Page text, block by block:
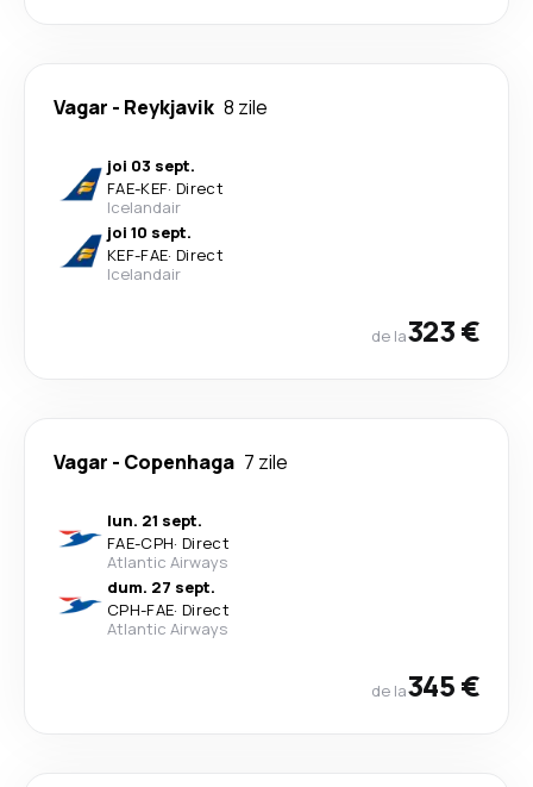
Vagar - Reykjavik 8 zile
joi 03 sept.
FAE-KEF· Direct
Icelandair
joi 10 sept.
KEF-FAE· Direct
Icelandair
de la323 €
Vagar - Copenhaga 7 zile
lun. 21 sept.
FAE-CPH· Direct
Atlantic Airways
dum. 27 sept.
CPH-FAE· Direct
Atlantic Airways
de la345 €